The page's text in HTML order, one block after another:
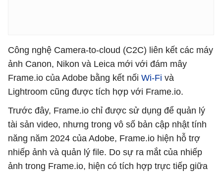
Công nghệ Camera-to-cloud (C2C) liên kết các máy
ảnh Canon, Nikon và Leica mới với đám mây
Frame.io của Adobe bằng kết nối Wi-Fi và
Lightroom cũng được tích hợp với Frame.io.
Trước đây, Frame.io chỉ được sử dụng để quản lý
tài sản video, nhưng trong vô số bản cập nhật tính
năng năm 2024 của Adobe, Frame.io hiện hỗ trợ
nhiếp ảnh và quản lý file. Do sự ra mắt của nhiếp
ảnh trong Frame.io, hiện có tích hợp trực tiếp giữa